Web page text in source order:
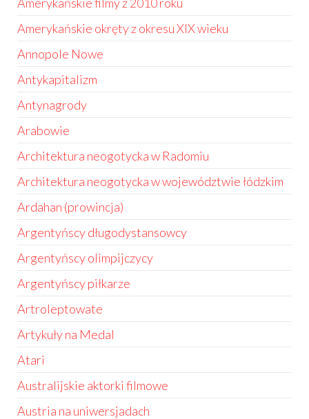
Amerykańskie okręty z okresu XIX wieku
Annopole Nowe
Antykapitalizm
Antynagrody
Arabowie
Architektura neogotycka w Radomiu
Architektura neogotycka w województwie łódzkim
Ardahan (prowincja)
Argentyńscy długodystansowcy
Argentyńscy olimpijczycy
Argentyńscy piłkarze
Artroleptowate
Artykuły na Medal
Atari
Australijskie aktorki filmowe
Austria na uniwersjadach